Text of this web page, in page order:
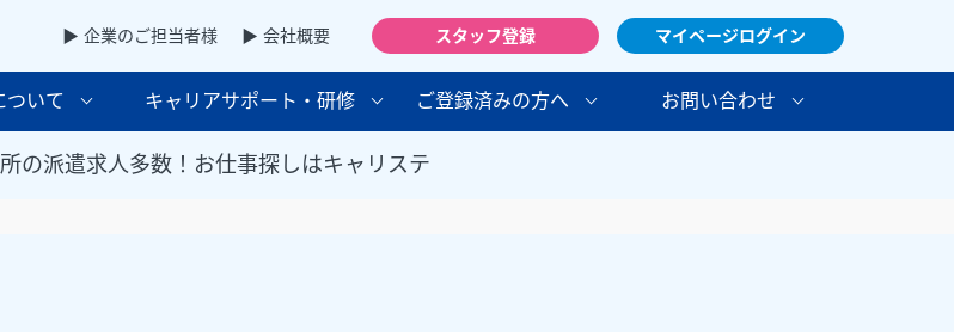
▶ 企業のご担当者様 ▶ 会社概要 スタッフ登録 マイページログイン
ついて キャリアサポート・研修 ご登録済みの方へ お問い合わせ
の派遣求人多数！お仕事探しはキャリステ